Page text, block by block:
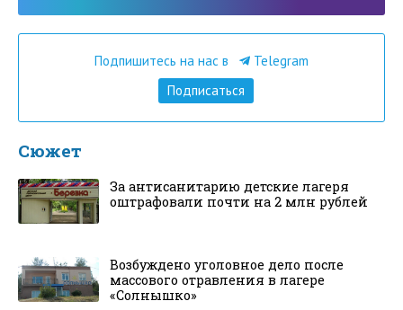
Подпишитесь на нас в
Telegram
Подписаться
Сюжет
За антисанитарию детские лагеря
оштрафовали почти на 2 млн рублей
Возбуждено уголовное дело после
массового отравления в лагере
«Солнышко»